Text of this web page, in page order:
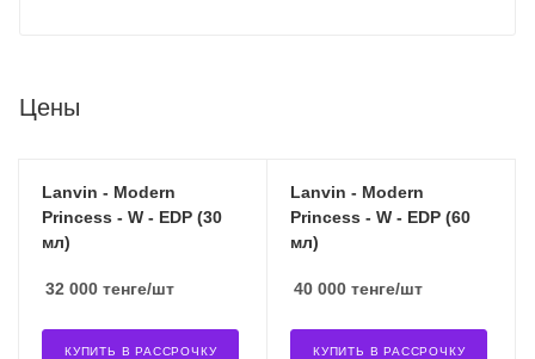
Цены
Lanvin - Modern
Princess - W - EDP (30
мл)
32 000 тенге/шт
КУПИТЬ В РАССРОЧКУ
Lanvin - Modern
Princess - W - EDP (60
мл)
40 000 тенге/шт
КУПИТЬ В РАССРОЧКУ